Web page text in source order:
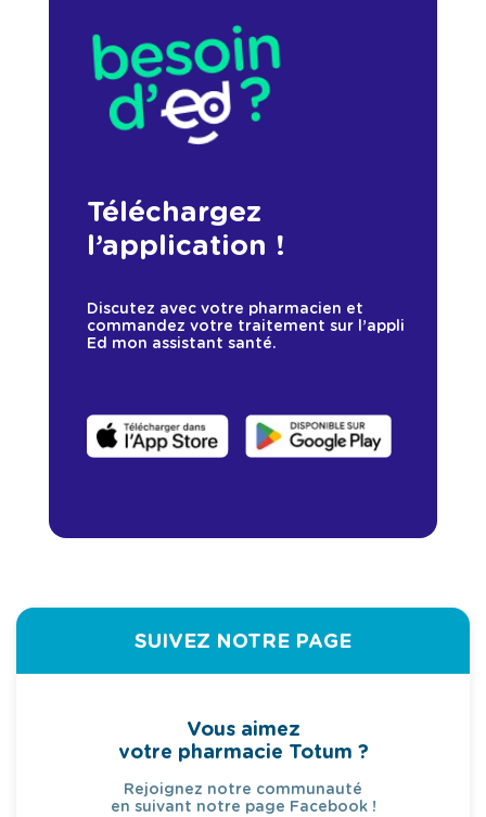
Téléchargez
l’application !
Discutez avec votre pharmacien et
commandez votre traitement sur l’appli
Ed mon assistant santé.
SUIVEZ NOTRE PAGE
Vous aimez
votre pharmacie Totum ?
Rejoignez notre communauté
en suivant notre page Facebook !